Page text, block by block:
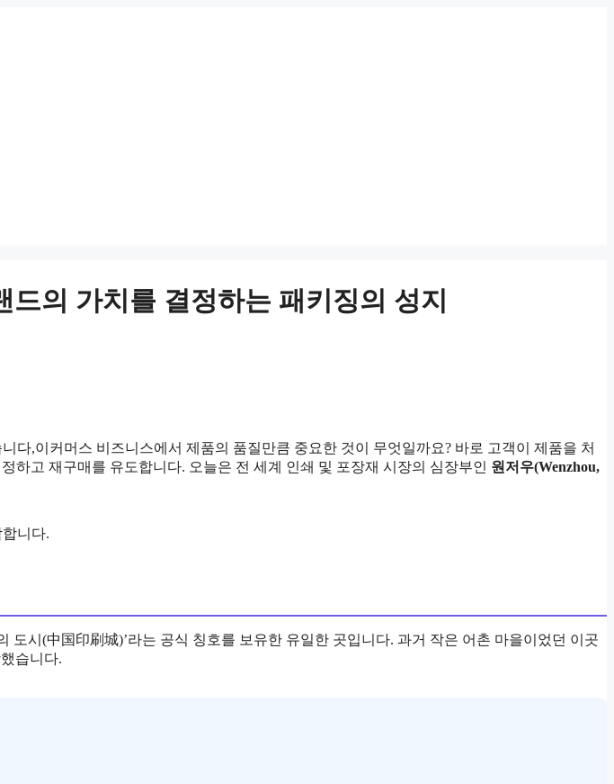
의 가치를 결정하는 패키징의 성지
다,이커머스 비즈니스에서 제품의 품질만큼 중요한 것이 무엇일까요? 바로 고객이 제품을 처
하고 재구매를 유도합니다. 오늘은 전 세계 인쇄 및 포장재 시장의 심장부인 원저우(Wenzhou,
니다.
도시(中国印刷城)’라는 공식 칭호를 보유한 유일한 곳입니다. 과거 작은 어촌 마을이었던 이곳
습니다.